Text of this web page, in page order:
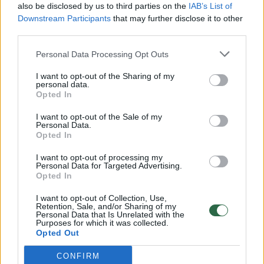
also be disclosed by us to third parties on the IAB’s List of
Downstream Participants that may further disclose it to other
Personal Data Processing Opt Outs
I want to opt-out of the Sharing of my
personal data.
Opted In
I want to opt-out of the Sale of my
Personal Data.
Opted In
I want to opt-out of processing my
Personal Data for Targeted Advertising.
Opted In
I want to opt-out of Collection, Use,
Retention, Sale, and/or Sharing of my
Personal Data that Is Unrelated with the
Purposes for which it was collected.
Opted Out
CONFIRM
00:00:57
Savaitės vidurys nusimato karštas: temperatūra kils iki
32 laipsnių šilumos
Žinios Orai
V. Zalužno pasisakymą laiko bandymu įsitvirtinti
Ukrainos politikoje: jis yra neteisus
prieš mirtį: „Tai buvo simbolinis mūsų pagerbimo
ženklas“
Žinios | Lietuvos diena